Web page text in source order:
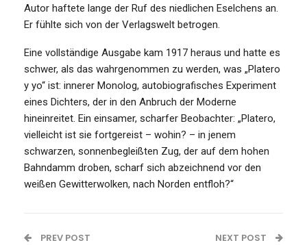
Autor haftete lange der Ruf des niedlichen Eselchens an.
Er fühlte sich von der Verlagswelt betrogen.
Eine vollständige Ausgabe kam 1917 heraus und hatte es
schwer, als das wahrgenommen zu werden, was „Platero
y yo“ ist: innerer Monolog, autobiografisches Experiment
eines Dichters, der in den Anbruch der Moderne
hineinreitet. Ein einsamer, scharfer Beobachter: „Platero,
vielleicht ist sie fortgereist – wohin? – in jenem
schwarzen, sonnenbegleißten Zug, der auf dem hohen
Bahndamm droben, scharf sich abzeichnend vor den
weißen Gewitterwolken, nach Norden entfloh?“
PREV POST NEXT POST